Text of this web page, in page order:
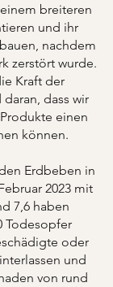
breiteren
und ihr
nachdem
zerstört wurde.
Kraft der
dass wir
einen
können.
Erdbeben in
2023 mit
7,6 haben
Todesopfer
oder
und
von rund